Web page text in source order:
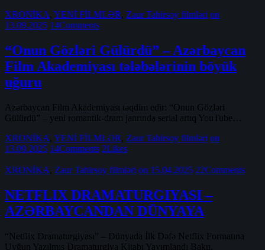
XRONİKA, YENİ FİLMLƏR, Zaur Tahirsoy filmləri on
13.09.2025 14Comments
“Onun Gözləri Gülürdü” – Azərbaycan
Film Akademiyası tələbələrinin böyük
uğuru
Azərbaycan Film Akademiyası təqdim edir: “Onun Gözləri
Gülürdü” – yeni romantik-dram janrında serial artıq YouTube…
XRONİKA, YENİ FİLMLƏR, Zaur Tahirsoy filmləri on
13.09.2025 14Comments 2Likes
XRONİKA, Zaur Tahirsoy filmləri on 15.04.2025 22Comments
NETFLIX DRAMATURGIYASI –
AZƏRBAYCANDAN DÜNYAYA
“Netflix Dramaturgiyası” – Dünyada İlk Dəfə Netflix Formatına
Uyğun Yazılmış Dramaturgiya Kitabı Yayımlandı Baku,